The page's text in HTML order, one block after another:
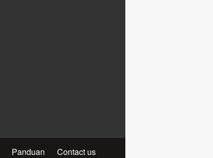
Panduan Contact us